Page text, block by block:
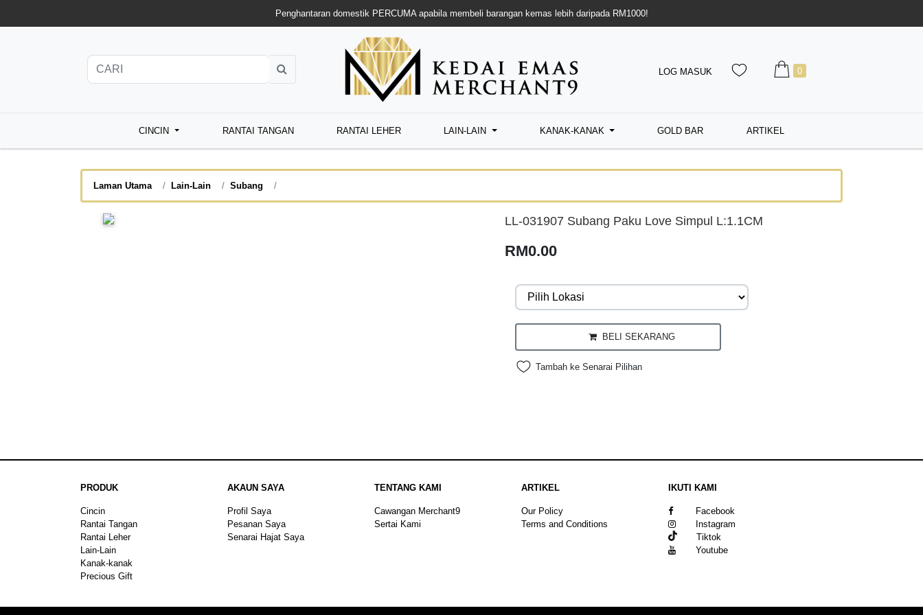
Penghantaran domestik PERCUMA apabila membeli barangan kemas lebih daripada RM1000!
LOG MASUK 0
CINCIN RANTAI TANGAN RANTAI LEHER LAIN-LAIN KANAK-KANAK GOLD BAR ARTIKEL
Laman Utama Lain-Lain Subang
LL-031907 Subang Paku Love Simpul L:1.1CM
RM0.00
BELI SEKARANG
Tambah ke Senarai Pilihan
PRODUK
Cincin
Rantai Tangan
Rantai Leher
Lain-Lain
Kanak-kanak
Precious Gift
AKAUN SAYA
Profil Saya
Pesanan Saya
Senarai Hajat Saya
TENTANG KAMI
Cawangan Merchant9
Sertai Kami
ARTIKEL
Our Policy
Terms and Conditions
IKUTI KAMI
Facebook
Instagram
Tiktok
Youtube